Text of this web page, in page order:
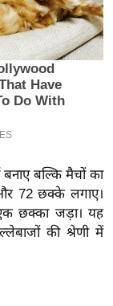
बल्कि मैचों का
72 छक्के लगाए।
छक्का जड़ा। यह
की श्रेणी में